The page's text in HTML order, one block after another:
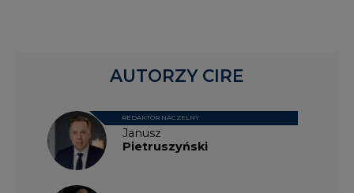
Janusz
Pietruszyński
REDAKTOR NACZELNY
AUTORZY CIRE